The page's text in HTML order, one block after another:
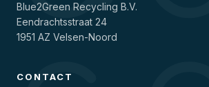
Blue2Green Recycling B.V.
Eendrachtsstraat 24
1951 AZ Velsen-Noord
CONTACT